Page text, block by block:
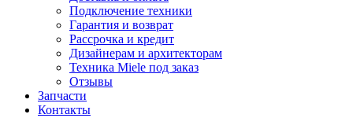
Подключение техники
Гарантия и возврат
Рассрочка и кредит
Дизайнерам и архитекторам
Техника Miele под заказ
Отзывы
Запчасти
Контакты